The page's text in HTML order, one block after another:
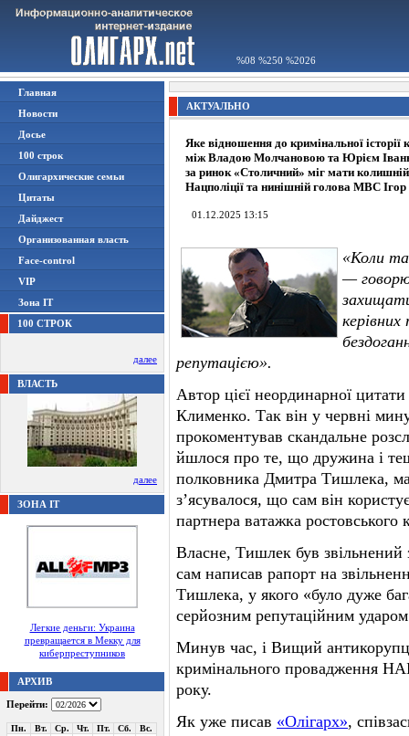
%08 %250 %2026
Главная
Новости
Досье
100 строк
Олигархические семьи
Цитаты
Дайджест
Организованная власть
Face-control
VIP
Зона IT
100 СТРОК
далее
ВЛАСТЬ
далее
ЗОНА IT
Легкие деньги: Украина
превращается в Мекку для
киберпреступников
АРХИВ
Перейти:
Пн. Вт. Ср. Чт. Пт. Сб. Вс.
АКТУАЛЬНО
Яке відношення до кримінальної історії
між Владою Молчановою та Юрієм
за ринок «Столичний» міг мати
Нацполіції та нинішній голова МВС
01.12.2025 13:15
«Коли
—
репутацією».
Автор цієї неординарної
Клименко. Так він у червні
прокоментував скандальне
йшлося про те, що дружина і
полковника Дмитра Тишлека,
з’ясувалося, що сам він
партнера ватажка ростовського
Власне, Тишлек був звільнений
сам написав рапорт на
Тишлека, у якого «було дуже
серйозним репутаційним
Минув час, і Вищий
кримінального провадження
року.
Як уже писав «Олігарх»,